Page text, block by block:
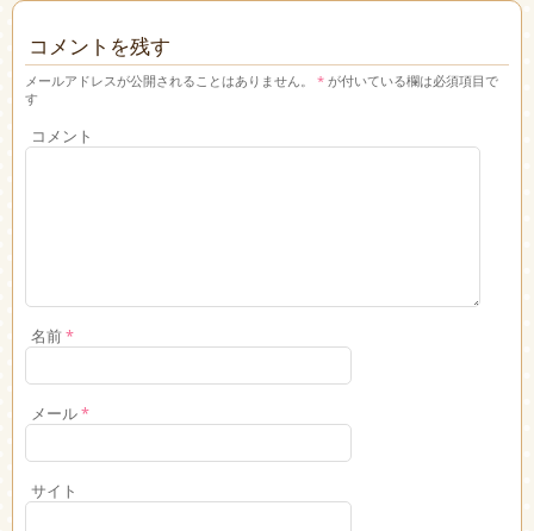
コメントを残す
メールアドレスが公開されることはありません。 * が付いている欄は必須項目で
す
コメント
名前*
メール*
サイト